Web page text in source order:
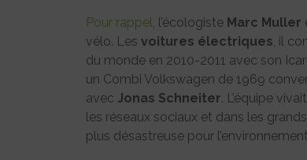
Pour rappel, l’écologiste Marc Muller
vélo. Les voitures électriques, il
du monde en 2010-2011 avec son
un Combi Volkswagen de 1969
avec Jonas Schneiter. L’équipe
les réseaux sociaux et dans les
plus désastreuse pour